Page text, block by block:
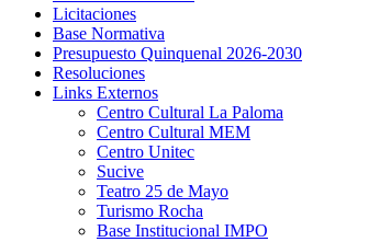
Licitaciones
Base Normativa
Presupuesto Quinquenal 2026-2030
Resoluciones
Links Externos
Centro Cultural La Paloma
Centro Cultural MEM
Centro Unitec
Sucive
Teatro 25 de Mayo
Turismo Rocha
Base Institucional IMPO